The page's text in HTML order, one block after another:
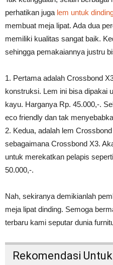
perhatikan juga lem untuk
membuat meja lipat. Ada dua
memiliki kualitas sangat baik.
sehingga pemakaiannya justru
1. Pertama adalah Crossbond
konstruksi. Lem ini bisa dipakai
kayu. Harganya Rp. 45.000,-.
eco friendly dan tak
2. Kedua, adalah lem
sebagaimana Crossbond X3.
untuk merekatkan pelapis
50.000,-.
Nah, sekiranya demikianlah
meja lipat dinding. Semoga
terbaru kami seputar dunia
Rekomendasi